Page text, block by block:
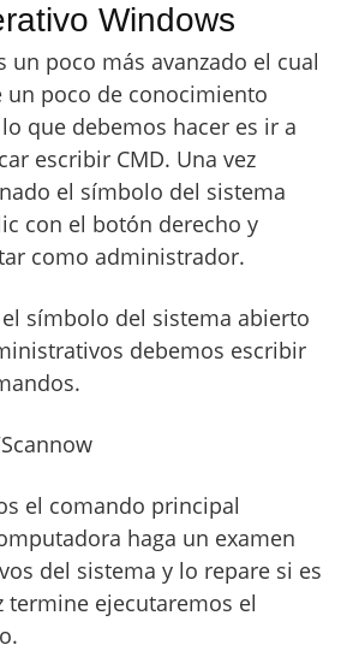
Windows
un poco más avanzado el cual
un poco de conocimiento
que debemos hacer es ir a
escribir CMD. Una vez
el símbolo del sistema
con el botón derecho y
como administrador.
símbolo del sistema abierto
debemos escribir
el comando principal
haga un examen
del sistema y lo repare si es
termine ejecutaremos el